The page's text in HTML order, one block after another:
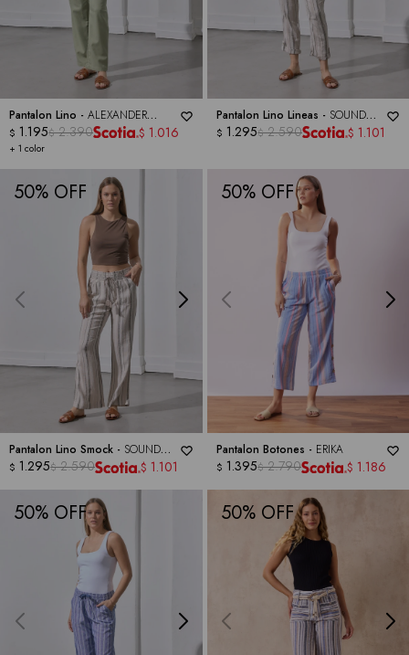
Pantalon Lino - ALEXANDER
JORDAN
+ 1 color
$ 1.195$ 2.390 $ 1.016
Pantalon Lino Lineas - SOUND
STYLE
$ 1.295$ 2.590 $ 1.101
50
Pantalon Lino Smock - SOUND
STYLE
$ 1.295$ 2.590 $ 1.101
50
Pantalon Botones - ERIKA
$ 1.395$ 2.790 $ 1.186
50 50